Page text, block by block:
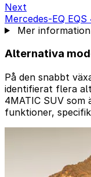
Next
Mercedes-EQ
Mer information
Alternativa
På den snabbt
identifierat flera
4MATIC SUV
funktioner,